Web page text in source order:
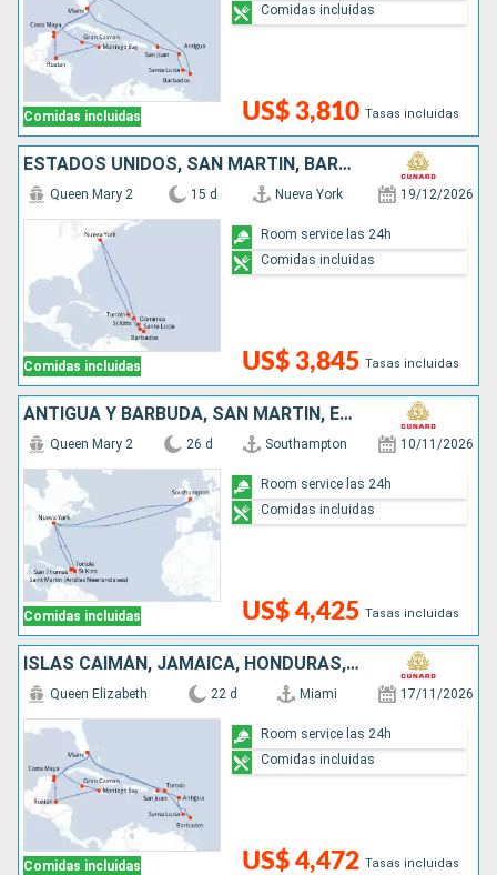
Comidas incluidas US$ 3,810 Tasas incluidas
Comidas incluidas
ESTADOS UNIDOS, SAN MARTÍN, BARBADOS, SANTA LUCIA, DOMINICA, ANTIGUA Y BARBUDA
Comidas incluidas
Queen Mary 2 15 d Nueva York 19/12/2026
US$ 3,845 Tasas incluidas
Room service las 24h
Comidas incluidas
ANTIGUA Y BARBUDA, SAN MARTÍN, ESTADOS UNIDOS, REINO UNIDO
Comidas incluidas
Queen Mary 2 26 d Southampton 10/11/2026
US$ 4,425 Tasas incluidas
Room service las 24h
Comidas incluidas
ISLAS CAIMÁN, JAMAICA, HONDURAS, PUERTO RICO, SAN MARTÍN, BARBADOS, SANTA LUCIA, MÉXICO, ESTADOS UNIDOS, ANTIGUA Y BARBUDA
Comidas incluidas
Queen Elizabeth 22 d Miami 17/11/2026
US$ 4,472 Tasas incluidas
Room service las 24h
Comidas incluidas